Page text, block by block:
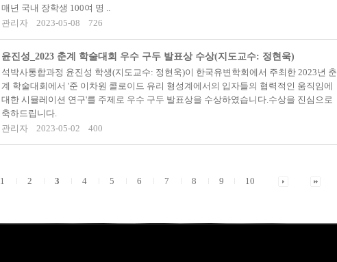
매년 국내 장학생 100여 명 ..
관리자
2023-05-08 726
윤진성_2023 춘계 학술대회 우수 구두 발표상 수상(지도교수: 정현욱)
석박사통합과정 윤진성 학생(지도교수: 정현욱)이 한국유변학회에서 주최한 2023년 춘
계 학술대회에서 '준 이차원 콜로이드 유리 형성계에서의 입자들의 협력적인 움직임에
대한 시뮬레이션 연구'를 주제로 우수 구두 발표상을 수상하였습니다.수상을 진심으로
축하드립니다.
관리자
2023-05-02 400
1 2 3 4 5 6 7 8 9 10